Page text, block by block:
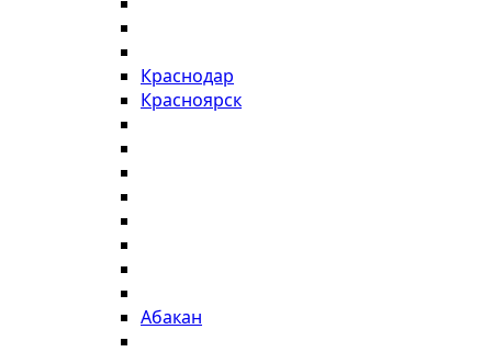
Краснодар
Красноярск
Абакан